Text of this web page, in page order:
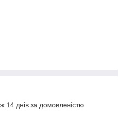
14 днів за домовленістю